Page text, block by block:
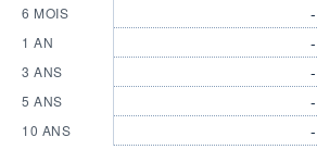
6 MOIS
1 AN
3 ANS
5 ANS
10 ANS
-
-
-
-
-